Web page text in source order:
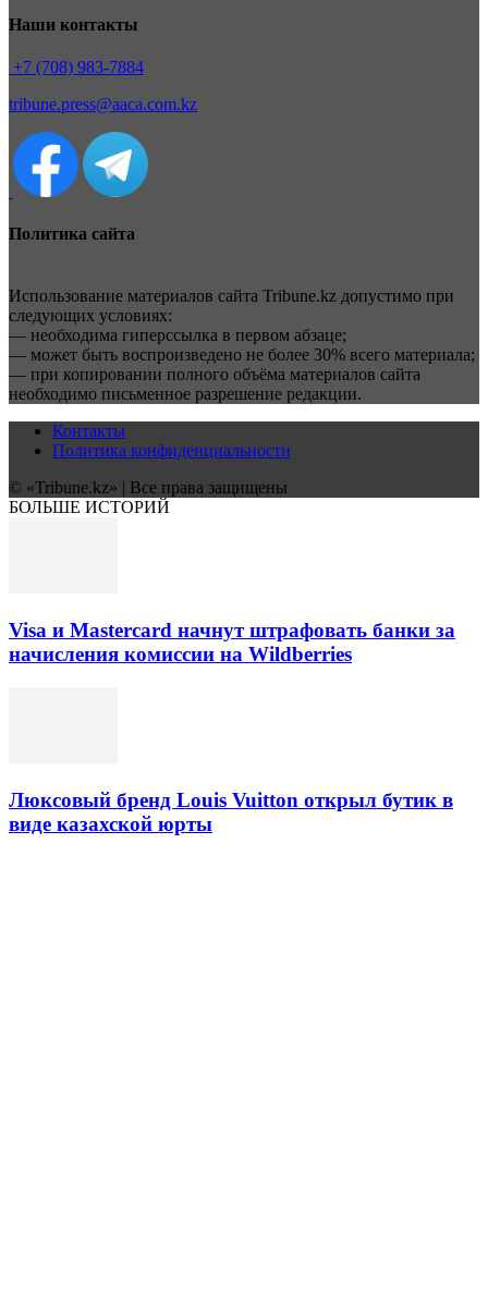
Наши контакты
+7 (708) 983-7884
tribune.press@aaca.com.kz
Политика сайта
Использование материалов сайта Tribune.kz допустимо при
следующих условиях:
— необходима гиперссылка в первом абзаце;
— может быть воспроизведено не более 30% всего материала;
— при копировании полного объёма материалов сайта
необходимо письменное разрешение редакции.
Контакты
Политика конфиденциальности
© «Tribune.kz» | Все права защищены
БОЛЬШЕ ИСТОРИЙ
Visa и Mastercard начнут штрафовать банки за
начисления комиссии на Wildberries
Люксовый бренд Louis Vuitton открыл бутик в
виде казахской юрты